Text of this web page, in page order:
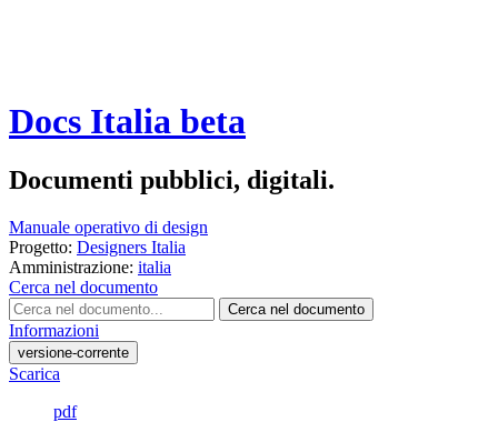
Docs Italia beta
Documenti pubblici, digitali.
Manuale operativo di design
Progetto: Designers Italia
Amministrazione: italia
Cerca nel documento
Cerca nel documento
Informazioni
versione-corrente
Scarica
pdf